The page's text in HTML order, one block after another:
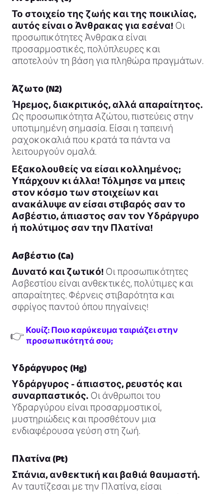
Το στοιχείο της ζωής και της ποικιλίας,
αυτός είναι ο Άνθρακας για εσένα! Οι
προσωπικότητες Άνθρακα είναι
προσαρμοστικές, πολύπλευρες και
αποτελούν τη βάση για πληθώρα πραγμάτων.
Άζωτο (N2)
Ήρεμος, διακριτικός, αλλά απαραίτητος.
Ως προσωπικότητα Αζώτου, πιστεύεις στην
υποτιμημένη σημασία. Είσαι η ταπεινή
ραχοκοκαλιά που κρατά τα πάντα να
λειτουργούν ομαλά.
Εξακολουθείς να είσαι κολλημένος;
Υπάρχουν κι άλλα! Τόλμησε να μπεις
στον κόσμο των στοιχείων και
ανακάλυψε αν είσαι στιβαρός σαν το
Ασβέστιο, άπιαστος σαν τον Υδράργυρο
ή πολύτιμος σαν την Πλατίνα!
Ασβέστιο (Ca)
Δυνατό και ζωτικό! Οι προσωπικότητες
Ασβεστίου είναι ανθεκτικές, πολύτιμες και
απαραίτητες. Φέρνεις στιβαρότητα και
σφρίγος παντού όπου πηγαίνεις!
👉 Κουίζ: Ποιο καρύκευμα ταιριάζει στην
προσωπικότητά σου;
Υδράργυρος (Hg)
Υδράργυρος - άπιαστος, ρευστός και
συναρπαστικός. Οι άνθρωποι του
Υδραργύρου είναι προσαρμοστικοί,
μυστηριώδεις και προσθέτουν μια
ενδιαφέρουσα γεύση στη ζωή.
Πλατίνα (Pt)
Σπάνια, ανθεκτική και βαθιά θαυμαστή.
Αν ταυτίζεσαι με την Πλατίνα, είσαι